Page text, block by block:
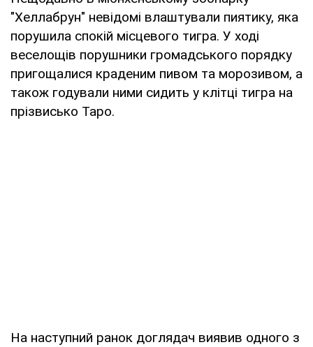
"Хеллабрун" невідомі влаштували пиятику, яка
порушила спокій місцевого тигра. У ході
веселощів порушники громадського порядку
пригощалися краденим пивом та морозивом, а
також годували ними сидить у клітці тигра на
прізвисько Таро.
На наступний ранок доглядач виявив одного з